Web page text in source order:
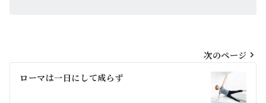
稿
次のページ
ローマは一日にして成らず